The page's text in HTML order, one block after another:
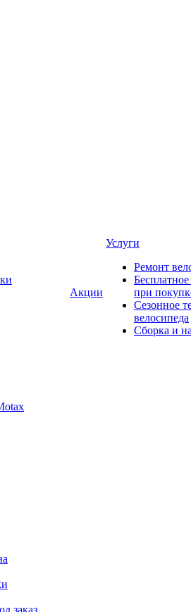
заказ
Акции
Услуги
Ремонт
при
Сезонное
велосипеда
Сборка и